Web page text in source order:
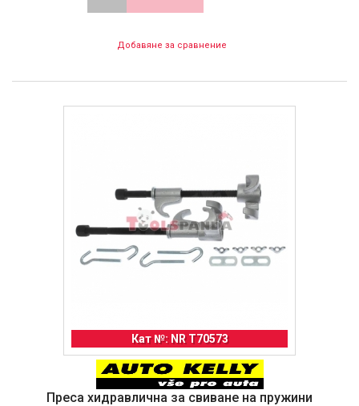
Добавяне за сравнение
Кат №: NR T70573
Преса хидравлична за свиване на пружини